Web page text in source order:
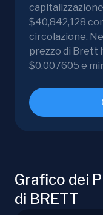
$40,842,128
circolazione.
prezzo di Brett
$0.007605 e
Grafico dei
di BRETT